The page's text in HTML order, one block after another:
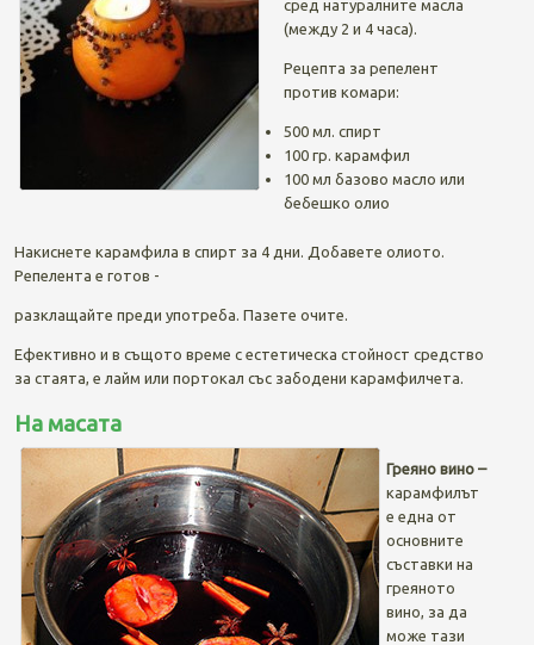
сред натуралните масла
(между 2 и 4 часа).
Рецепта за репелент
против комари:
500 мл. спирт
100 гр. карамфил
100 мл базово масло или
бебешко олио
Накиснете карамфила в спирт за 4 дни. Добавете олиото.
Репелента е готов -
разклащайте преди употреба. Пазете очите.
Ефективно и в същото време с естетическа стойност средство
за стаята, е лайм или портокал със забодени карамфилчета.
На масата
Греяно вино –
карамфилът
е една от
основните
съставки на
греяното
вино, за да
може тази